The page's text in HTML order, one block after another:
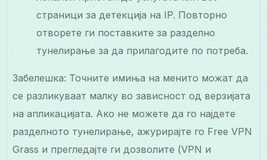
страници за детекција на IP. Повторно
отворете ги поставките за разделно
тунелирање за да прилагодите по потреба.
Забелешка: Точните имиња на менито можат да
се разликуваат малку во зависност од верзијата
на апликацијата. Ако не можете да го најдете
разделното тунелирање, ажурирајте го Free VPN
Grass и прегледајте ги дозволите (VPN и